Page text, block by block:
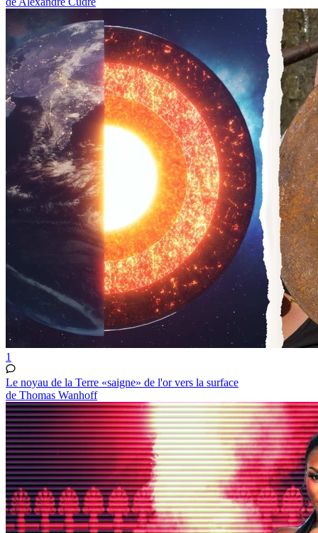
1
Le noyau de la Terre «saigne» de l'or vers la surface
de Thomas Wanhoff